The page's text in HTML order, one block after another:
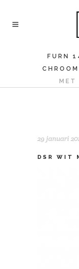
FURN
MET
29 januari
DSR WIT